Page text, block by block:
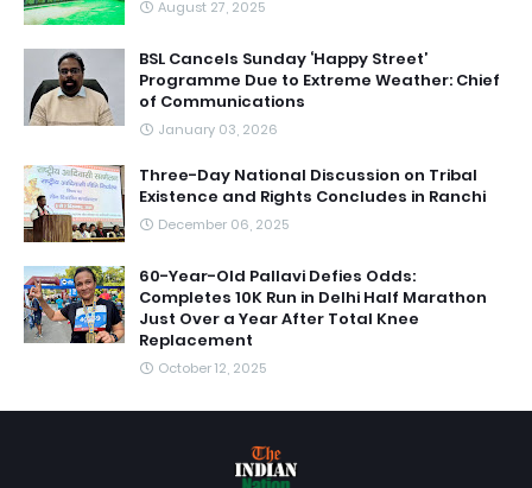
August 27, 2025
BSL Cancels Sunday ‘Happy Street’
Programme Due to Extreme Weather: Chief
of Communications
January 03, 2026
Three-Day National Discussion on Tribal
Existence and Rights Concludes in Ranchi
December 06, 2025
60-Year-Old Pallavi Defies Odds:
Completes 10K Run in Delhi Half Marathon
Just Over a Year After Total Knee
Replacement
October 12, 2025